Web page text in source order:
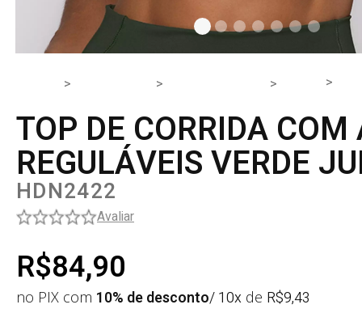
TOP DE CORRIDA COM
REGULÁVEIS VERDE
HDN2422
Avaliar
R$84,90
no PIX com 10% de desconto/ 10x de R$9,43